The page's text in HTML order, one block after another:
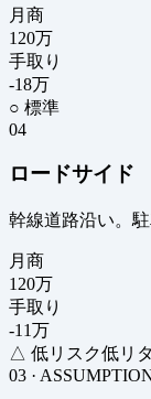
月商
120万
手取り
-18万
○ 標準
04
ロードサイド
幹線道路沿い。
月商
120万
手取り
-11万
△ 低リスク低リ
03 ·